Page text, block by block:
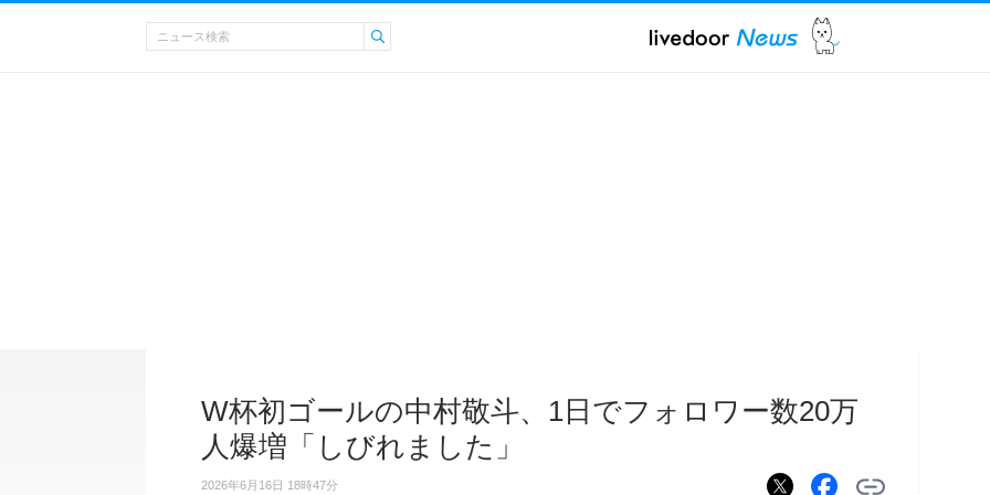
W杯初ゴールの中村敬斗、1日でフォロワー数20万
人爆増「しびれました」
2026年6月16日 18時47分